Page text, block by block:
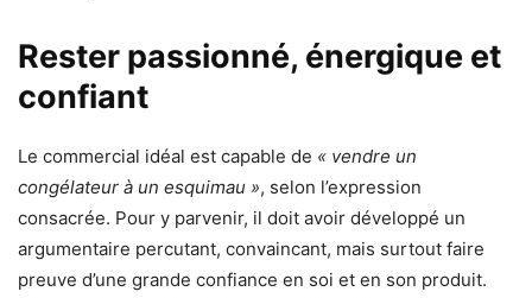
Rester passionné, énergique et
confiant
Le commercial idéal est capable de « vendre un
congélateur à un esquimau », selon l’expression
consacrée. Pour y parvenir, il doit avoir développé un
argumentaire percutant, convaincant, mais surtout faire
preuve d’une grande confiance en soi et en son produit.